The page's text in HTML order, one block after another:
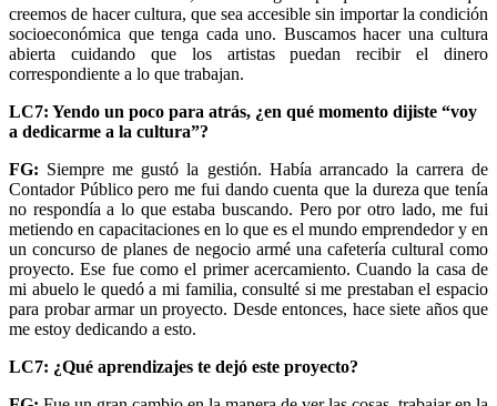
creemos de hacer cultura, que sea accesible sin importar la condición
socioeconómica que tenga cada uno. Buscamos hacer una cultura
abierta cuidando que los artistas puedan recibir el dinero
correspondiente a lo que trabajan.
LC7: Yendo un poco para atrás, ¿en qué momento dijiste “voy
a dedicarme a la cultura”?
FG: Siempre me gustó la gestión. Había arrancado la carrera de
Contador Público pero me fui dando cuenta que la dureza que tenía
no respondía a lo que estaba buscando. Pero por otro lado, me fui
metiendo en capacitaciones en lo que es el mundo emprendedor y en
un concurso de planes de negocio armé una cafetería cultural como
proyecto. Ese fue como el primer acercamiento. Cuando la casa de
mi abuelo le quedó a mi familia, consulté si me prestaban el espacio
para probar armar un proyecto. Desde entonces, hace siete años que
me estoy dedicando a esto.
LC7: ¿Qué aprendizajes te dejó este proyecto?